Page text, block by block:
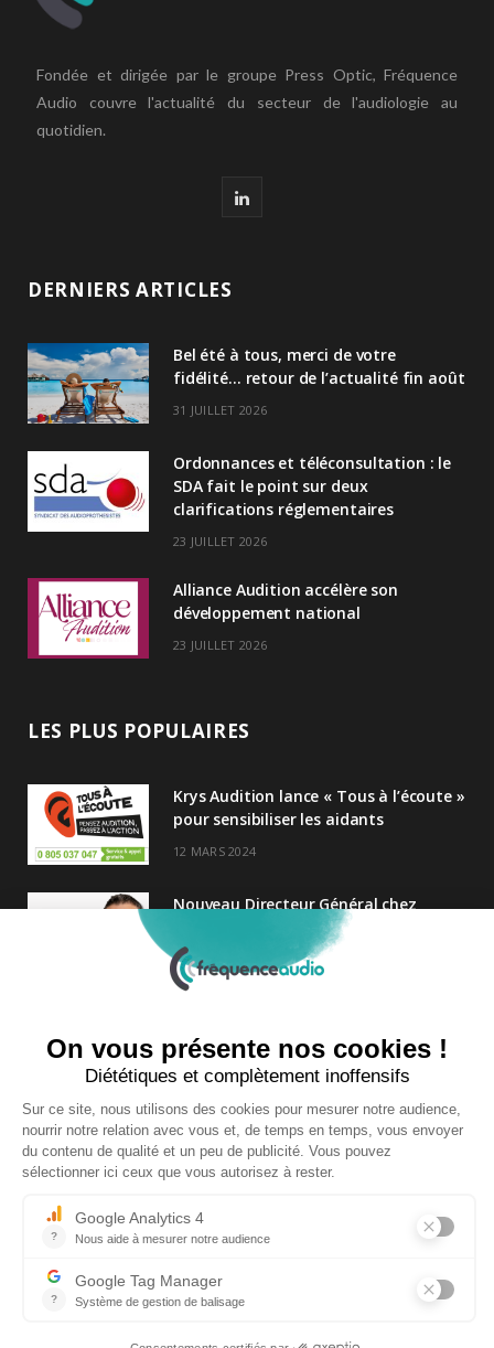
Fondée et dirigée par le groupe Press Optic, Fréquence
Audio couvre l'actualité du secteur de l'audiologie au
quotidien.
L
e
n
DERNIERS ARTICLES
Bel été à tous, merci de votre
fidélité… retour de l’actualité fin août
31 JUILLET 2026
Ordonnances et téléconsultation : le
SDA fait le point sur deux
clarifications réglementaires
23 JUILLET 2026
Alliance Audition accélère son
développement national
23 JUILLET 2026
LES PLUS POPULAIRES
Krys Audition lance « Tous à l’écoute »
pour sensibiliser les aidants
12 MARS 2024
Nouveau Directeur Général chez
27 MARS 2024
une nouvelle campagne axée sur la
satisfaction
25 FÉVRIER 2025
Copyright © 2026 | Tous droits réservés |
Politique de confidentialité|Plan du site Visiperf